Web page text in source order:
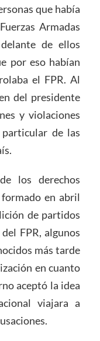
que había
Armadas
delante de ellos
por eso habían
el FPR. Al
del presidente
y violaciones
de las
los derechos
en abril
de partidos
FPR, algunos
más tarde
en cuanto
aceptó la idea
viajara a